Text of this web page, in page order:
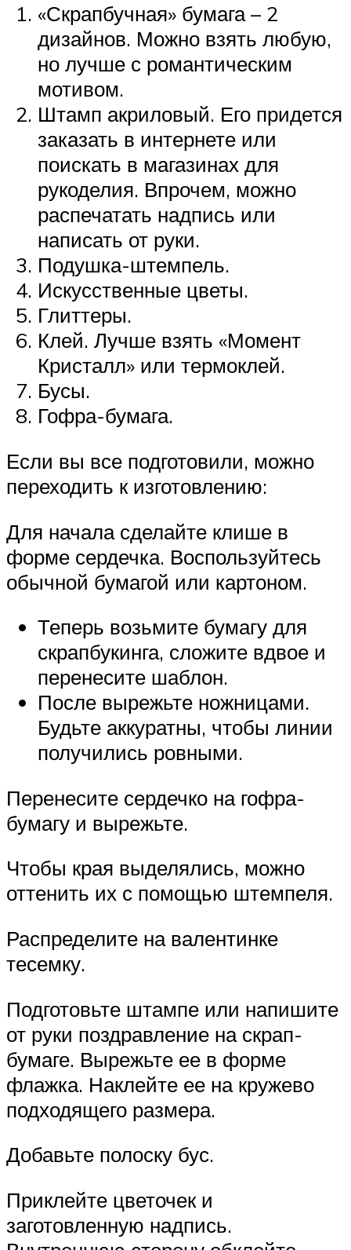
«Скрапбучная» бумага – 2
дизайнов. Можно взять любую,
но лучше с романтическим
мотивом.
Штамп акриловый. Его придется
заказать в интернете или
поискать в магазинах для
рукоделия. Впрочем, можно
распечатать надпись или
написать от руки.
Подушка-штемпель.
Искусственные цветы.
Глиттеры.
Клей. Лучше взять «Момент
Кристалл» или термоклей.
Бусы.
Гофра-бумага.
Если вы все подготовили, можно
переходить к изготовлению:
Для начала сделайте клише в
форме сердечка. Воспользуйтесь
обычной бумагой или картоном.
Теперь возьмите бумагу для
скрапбукинга, сложите вдвое и
перенесите шаблон.
После вырежьте ножницами.
Будьте аккуратны, чтобы линии
получились ровными.
Перенесите сердечко на гофра-
бумагу и вырежьте.
Чтобы края выделялись, можно
оттенить их с помощью штемпеля.
Распределите на валентинке
тесемку.
Подготовьте штампе или напишите
от руки поздравление на скрап-
бумаге. Вырежьте ее в форме
флажка. Наклейте ее на кружево
подходящего размера.
Добавьте полоску бус.
Приклейте цветочек и
заготовленную надпись.